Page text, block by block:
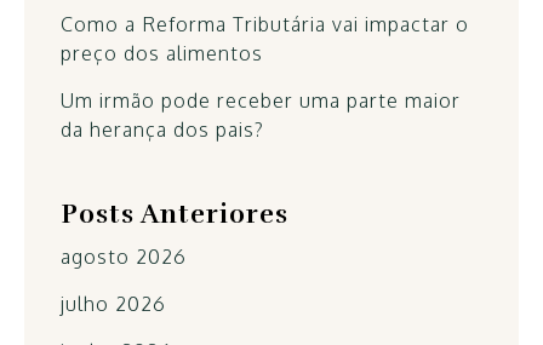
Como a Reforma Tributária vai impactar o
preço dos alimentos
Um irmão pode receber uma parte maior
da herança dos pais?
Posts Anteriores
agosto 2026
julho 2026